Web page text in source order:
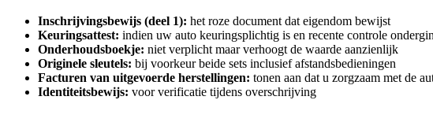
Inschrijvingsbewijs (deel 1): het roze document dat eigendom bewijst
Keuringsattest: indien uw auto keuringsplichtig is en recente controle
Onderhoudsboekje: niet verplicht maar verhoogt de waarde aanzienlijk
Originele sleutels: bij voorkeur beide sets inclusief afstandsbedieningen
Facturen van uitgevoerde herstellingen: tonen aan dat u zorgzaam met de
Identiteitsbewijs: voor verificatie tijdens overschrijving